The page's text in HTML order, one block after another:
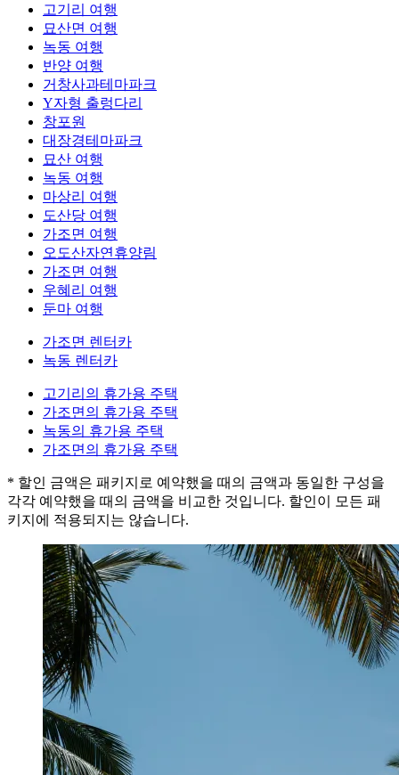
고기리 여행
묘산면 여행
녹동 여행
반양 여행
거창사과테마파크
Y자형 출렁다리
창포원
대장경테마파크
묘산 여행
녹동 여행
마상리 여행
도산당 여행
가조면 여행
오도산자연휴양림
가조면 여행
우혜리 여행
둔마 여행
가조면 렌터카
녹동 렌터카
고기리의 휴가용 주택
가조면의 휴가용 주택
녹동의 휴가용 주택
가조면의 휴가용 주택
* 할인 금액은 패키지로 예약했을 때의 금액과 동일한 구성을
각각 예약했을 때의 금액을 비교한 것입니다. 할인이 모든 패
키지에 적용되지는 않습니다.